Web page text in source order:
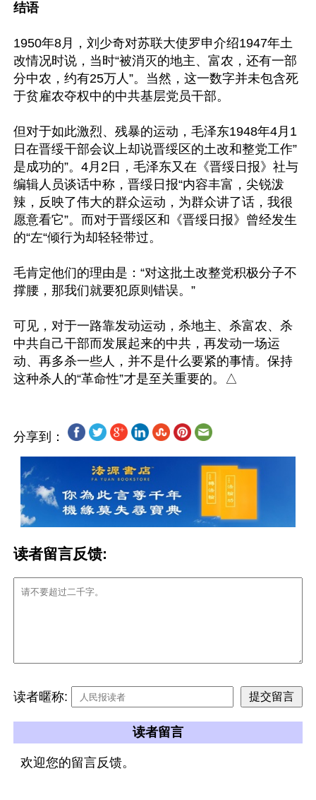
结语
1950年8月，刘少奇对苏联大使罗申介绍1947年土
改情况时说，当时“被消灭的地主、富农，还有一部
分中农，约有25万人”。当然，这一数字并未包含死
于贫雇农夺权中的中共基层党员干部。
但对于如此激烈、残暴的运动，毛泽东1948年4月1
日在晋绥干部会议上却说晋绥区的土改和整党工作”
是成功的”。4月2日，毛泽东又在《晋绥日报》社与
编辑人员谈话中称，晋绥日报“内容丰富，尖锐泼
辣，反映了伟大的群众运动，为群众讲了话，我很
愿意看它”。而对于晋绥区和《晋绥日报》曾经发生
的“左“倾行为却轻轻带过。
毛肯定他们的理由是：“对这批土改整党积极分子不
撑腰，那我们就要犯原则错误。”
可见，对于一路靠发动运动，杀地主、杀富农、杀
中共自己干部而发展起来的中共，再发动一场运
动、再多杀一些人，并不是什么要紧的事情。保持
分享到：
读者留言反馈:
读者暱称:
读者留言
欢迎您的留言反馈。